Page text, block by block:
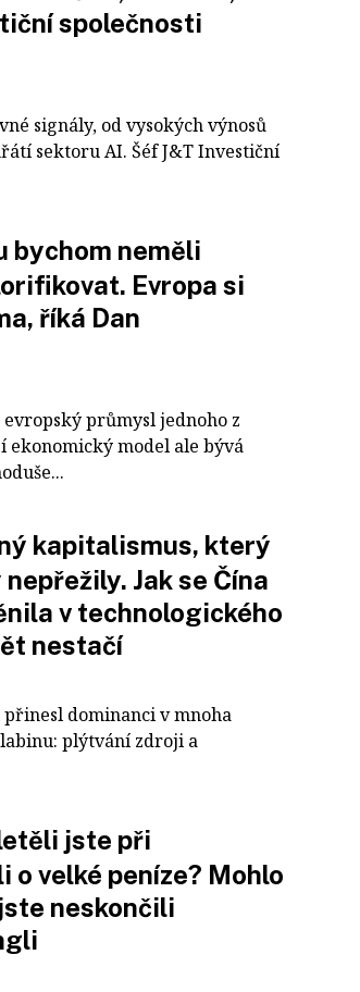
společnosti
signály, od vysokých výnosů
sektoru AI. Šéf J&T Investiční
bychom neměli
Evropa si
říká Dan
průmysl jednoho z
ekonomický model ale bývá
kapitalismus, který
Jak se Čína
v technologického
nestačí
dominanci v mnoha
plýtvání zdroji a
jste při
o velké peníze? Mohlo
neskončili